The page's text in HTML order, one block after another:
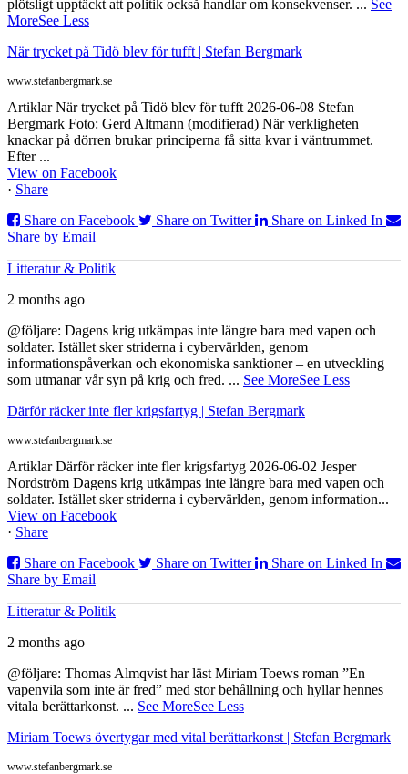
plötsligt upptäckt att politik också handlar om konsekvenser. ... See
MoreSee Less
När trycket på Tidö blev för tufft | Stefan Bergmark
www.stefanbergmark.se
Artiklar När trycket på Tidö blev för tufft 2026-06-08 Stefan
Bergmark Foto: Gerd Altmann (modifierad) När verkligheten
knackar på dörren brukar principerna få sitta kvar i väntrummet.
Efter ...
View on Facebook
· Share
Share on Facebook
Share on Twitter
Share on Linked In
Share by Email
Litteratur & Politik
2 months ago
@följare: Dagens krig utkämpas inte längre bara med vapen och
soldater. Istället sker striderna i cybervärlden, genom
informationspåverkan och ekonomiska sanktioner – en utveckling
som utmanar vår syn på krig och fred. ... See MoreSee Less
Därför räcker inte fler krigsfartyg | Stefan Bergmark
www.stefanbergmark.se
Artiklar Därför räcker inte fler krigsfartyg 2026-06-02 Jesper
Nordström Dagens krig utkämpas inte längre bara med vapen och
soldater. Istället sker striderna i cybervärlden, genom information...
View on Facebook
· Share
Share on Facebook
Share on Twitter
Share on Linked In
Share by Email
Litteratur & Politik
2 months ago
@följare: Thomas Almqvist har läst Miriam Toews roman ”En
vapenvila som inte är fred” med stor behållning och hyllar hennes
vitala berättarkonst. ... See MoreSee Less
Miriam Toews övertygar med vital berättarkonst | Stefan Bergmark
www.stefanbergmark.se